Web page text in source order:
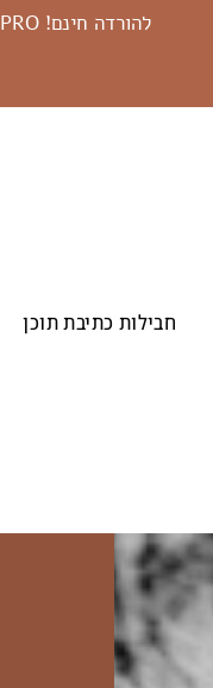
להורדה חינם! Prompt like a PRO - יותר מ-100 פרומפטים שאפשר להעתיק!👇🏻
חבילות כתיבת תוכן